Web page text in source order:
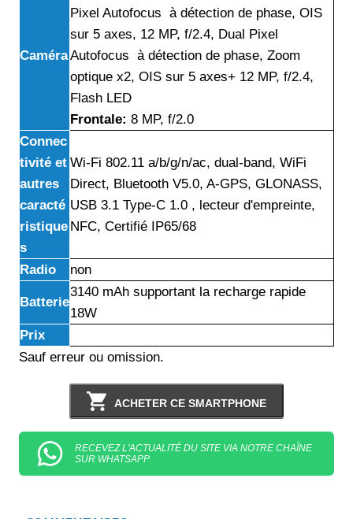
Caméra
Pixel Autofocus à détection de phase, OIS
sur 5 axes, 12 MP, f/2.4, Dual Pixel
Autofocus à détection de phase, Zoom
optique x2, OIS sur 5 axes+ 12 MP, f/2.4,
Flash LED
Frontale: 8 MP, f/2.0
Connec
tivité et
autres
caracté
ristique
s
Wi-Fi 802.11 a/b/g/n/ac, dual-band, WiFi
Direct, Bluetooth V5.0, A-GPS, GLONASS,
USB 3.1 Type-C 1.0 , lecteur d'empreinte,
NFC, Certifié IP65/68
Radio non
Batterie
3140 mAh supportant la recharge rapide
18W
Prix
Sauf erreur ou omission.
ACHETER CE SMARTPHONE
RECEVEZ L'ACTUALITÉ DU SITE VIA NOTRE CHAÎNE
SUR WHATSAPP